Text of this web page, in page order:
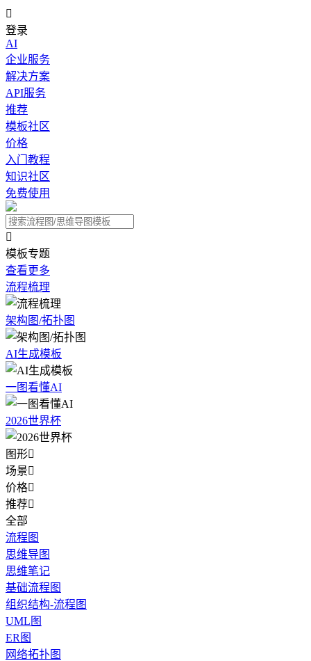

登录
AI
企业服务
解决方案
API服务
推荐
模板社区
价格
入门教程
知识社区
免费使用

模板专题
查看更多
流程梳理
架构图/拓扑图
AI生成模板
一图看懂AI
2026世界杯
图形
场景
价格
推荐
全部
流程图
思维导图
思维笔记
基础流程图
组织结构-流程图
UML图
ER图
网络拓扑图